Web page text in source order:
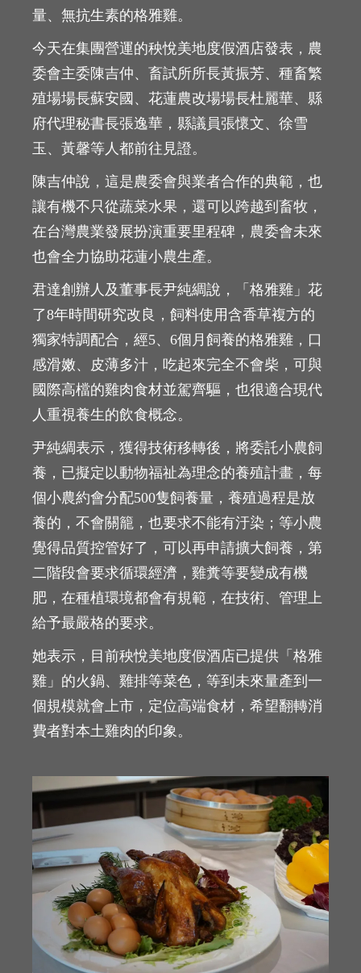
量、無抗生素的格雅雞。
今天在集團營運的秧悅美地度假酒店發表，農
委會主委陳吉仲、畜試所所長黃振芳、種畜繁
殖場場長蘇安國、花蓮農改場場長杜麗華、縣
府代理秘書長張逸華，縣議員張懷文、徐雪
玉、黃馨等人都前往見證。
陳吉仲說，這是農委會與業者合作的典範，也
讓有機不只從蔬菜水果，還可以跨越到畜牧，
在台灣農業發展扮演重要里程碑，農委會未來
也會全力協助花蓮小農生產。
君達創辦人及董事長尹純綢說，「格雅雞」花
了8年時間研究改良，飼料使用含香草複方的
獨家特調配合，經5、6個月飼養的格雅雞，口
感滑嫩、皮薄多汁，吃起來完全不會柴，可與
國際高檔的雞肉食材並駕齊驅，也很適合現代
人重視養生的飲食概念。
尹純綢表示，獲得技術移轉後，將委託小農飼
養，已擬定以動物福祉為理念的養殖計畫，每
個小農約會分配500隻飼養量，養殖過程是放
養的，不會關籠，也要求不能有汙染；等小農
覺得品質控管好了，可以再申請擴大飼養，第
二階段會要求循環經濟，雞糞等要變成有機
肥，在種植環境都會有規範，在技術、管理上
給予最嚴格的要求。
她表示，目前秧悅美地度假酒店已提供「格雅
雞」的火鍋、雞排等菜色，等到未來量產到一
個規模就會上市，定位高端食材，希望翻轉消
費者對本土雞肉的印象。